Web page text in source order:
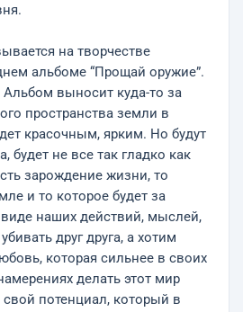
на творчестве
альбоме “Прощай оружие”.
выносит куда-то за
пространства земли в
красочным, ярким. Но будут
будет не все так гладко как
зарождение жизни, то
и то которое будет за
наших действий, мыслей,
друг друга, а хотим
которая сильнее в своих
делать этот мир
потенциал, который в